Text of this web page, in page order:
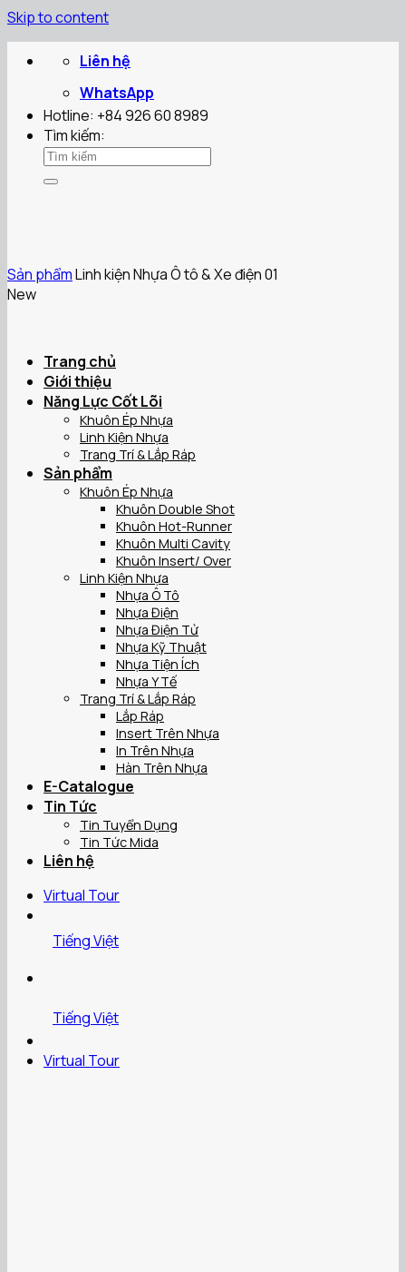
Skip to content
Liên hệ
WhatsApp
Hotline: +84 926 60 8989
Tìm kiếm:
Trang chủ
Giới thiệu
Năng Lực Cốt Lõi
Khuôn Ép Nhựa
Linh Kiện Nhựa
Trang Trí & Lắp Ráp
Sản phẩm
Khuôn Ép Nhựa
Khuôn Double Shot
Khuôn Hot-Runner
Khuôn Multi Cavity
Khuôn Insert/ Over
Linh Kiện Nhựa
Nhựa Ô Tô
Nhựa Điện
Nhựa Điện Tử
Nhựa Kỹ Thuật
Nhựa Tiện Ích
Nhựa Y Tế
Trang Trí & Lắp Ráp
Lắp Ráp
Insert Trên Nhựa
In Trên Nhựa
Hàn Trên Nhựa
E-Catalogue
Tin Tức
Tin Tuyển Dụng
Tin Tức Mida
Liên hệ
Virtual Tour
Tiếng Việt
Tiếng Việt
Virtual Tour
Sản phẩmLinh kiện Nhựa Ô tô & Xe điện 01
New